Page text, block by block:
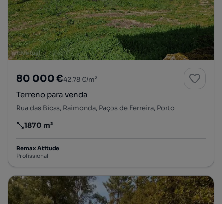
80 000 €42,78 €/m²
Terreno para venda
Rua das Bicas, Raimonda, Paços de Ferreira, Porto
Preço por metro quadrado
1870 m²
Remax Atitude
Profissional